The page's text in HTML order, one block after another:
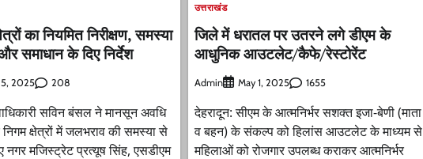
का नियमित निरीक्षण, समस्या
समाधान के दिए निर्देश
5, 2025 208
सविन बंसल ने मानसून अवधि
क्षेत्रों में जलभराव की समस्या से
नगर मजिस्ट्रेट प्रत्यूष सिंह, एसडीएम
उत्तराखंड
जिले में धरातल पर उतरने लगे डीएम के
आधुनिक आउटलेट/कैफे/रेस्टोरेंट
Admin May 1, 2025 1655
देहरादून: सीएम के आत्मनिर्भर सशक्त इजा-बेणी (माता
व बहन) के संकल्प को हिलांस आउटलेट के माध्यम से
महिलाओं को रोजगार उपलब्ध कराकर आत्मनिर्भर